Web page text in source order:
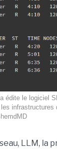
édite le logiciel
infrastructures
LLM, la